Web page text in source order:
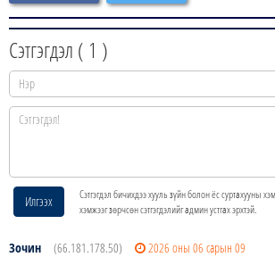
Сэтгэгдэл ( 1 )
Илгээх
Сэтгэгдэл бичихдээ хууль зүйн болон ёс суртахууны
хэмжээг зөрчсөн сэтгэгдэлийг админ устгах эрхтэй.
Зочин (66.181.178.50)
2026 оны 06 сарын 09